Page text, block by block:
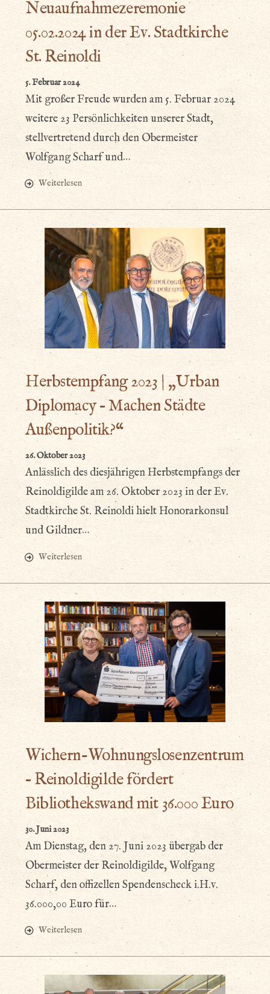
Neuaufnahmezeremonie
05.02.2024 in der Ev. Stadtkirche
St. Reinoldi
5. Februar 2024
Mit großer Freude wurden am 5. Februar 2024
weitere 23 Persönlichkeiten unserer Stadt,
stellvertretend durch den Obermeister
Wolfgang Scharf und…
Weiterlesen
Herbstempfang 2023 | „Urban
Diplomacy – Machen Städte
Außenpolitik?“
26. Oktober 2023
Anlässlich des diesjährigen Herbstempfangs der
Reinoldigilde am 26. Oktober 2023 in der Ev.
Stadtkirche St. Reinoldi hielt Honorarkonsul
und Gildner…
Weiterlesen
Wichern-Wohnungslosenzentrum
– Reinoldigilde fördert
Bibliothekswand mit 36.000 Euro
30. Juni 2023
Am Dienstag, den 27. Juni 2023 übergab der
Obermeister der Reinoldigilde, Wolfgang
Scharf, den offizellen Spendenscheck i.H.v.
36.000,00 Euro für…
Weiterlesen